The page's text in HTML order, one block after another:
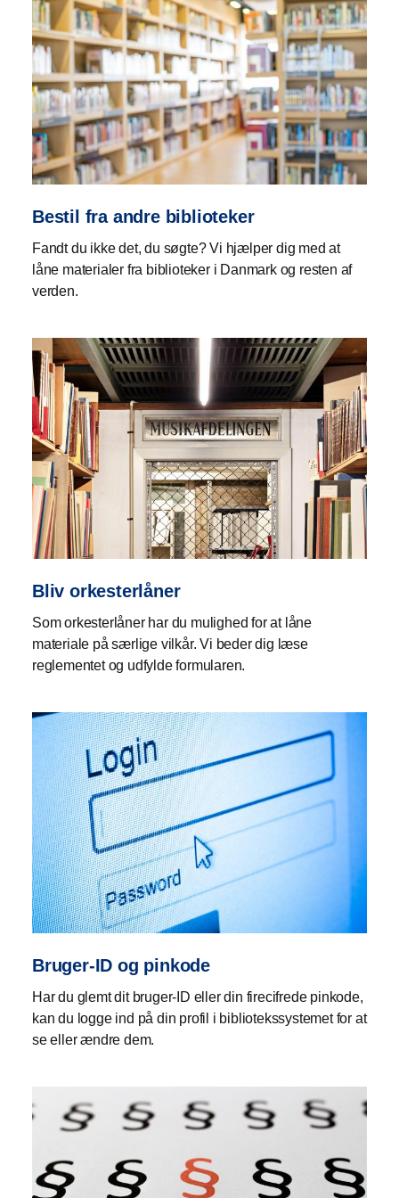
Bestil fra andre biblioteker
Fandt du ikke det, du søgte? Vi hjælper dig med at
låne materialer fra biblioteker i Danmark og resten af
verden.
Bliv orkesterlåner
Som orkesterlåner har du mulighed for at låne
materiale på særlige vilkår. Vi beder dig læse
reglementet og udfylde formularen.
Bruger-ID og pinkode
Har du glemt dit bruger-ID eller din firecifrede pinkode,
kan du logge ind på din profil i bibliotekssystemet for at
se eller ændre dem.